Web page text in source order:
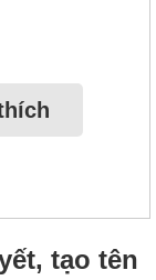
tạo tên